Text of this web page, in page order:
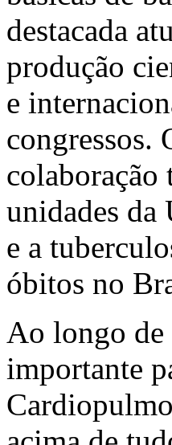
destacada
produção
e
congressos.
colaboração
unidades da
e a
óbitos no
Ao longo de
importante